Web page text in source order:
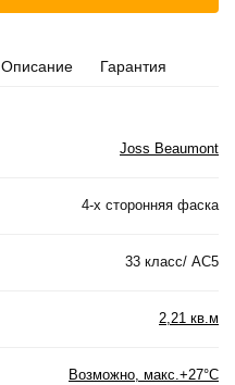
Описание Гарантия
Joss Beaumont
4-х сторонняя фаска
33 класс/ АС5
2,21 кв.м
Возможно, макс.+27°С